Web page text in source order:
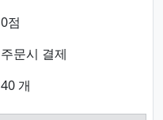
0점
주문시 결제
40 개